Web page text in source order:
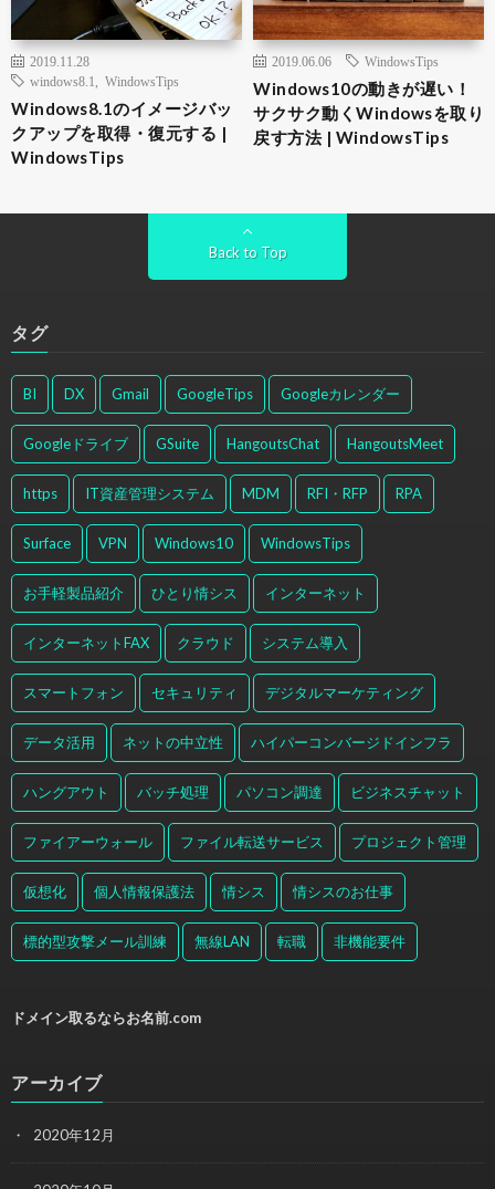
2019.11.28
windows8.1
WindowsTips
Windows8.1のイメージバッ
クアップを取得・復元する |
WindowsTips
2019.06.06 WindowsTips
Windows10の動きが遅い！
サクサク動くWindowsを取り
戻す方法 | WindowsTips
Back to Top
タグ
BI DX Gmail GoogleTips Googleカレンダー
Googleドライブ GSuite HangoutsChat HangoutsMeet
https IT資産管理システム MDM RFI・RFP RPA
Surface VPN Windows10 WindowsTips
お手軽製品紹介 ひとり情シス インターネット
インターネットFAX クラウド システム導入
スマートフォン セキュリティ デジタルマーケティング
データ活用 ネットの中立性 ハイパーコンバージドインフラ
ハングアウト バッチ処理 パソコン調達 ビジネスチャット
ファイアーウォール ファイル転送サービス プロジェクト管理
仮想化 個人情報保護法 情シス 情シスのお仕事
標的型攻撃メール訓練 無線LAN 転職 非機能要件
ドメイン取るならお名前.com
アーカイブ
2020年12月